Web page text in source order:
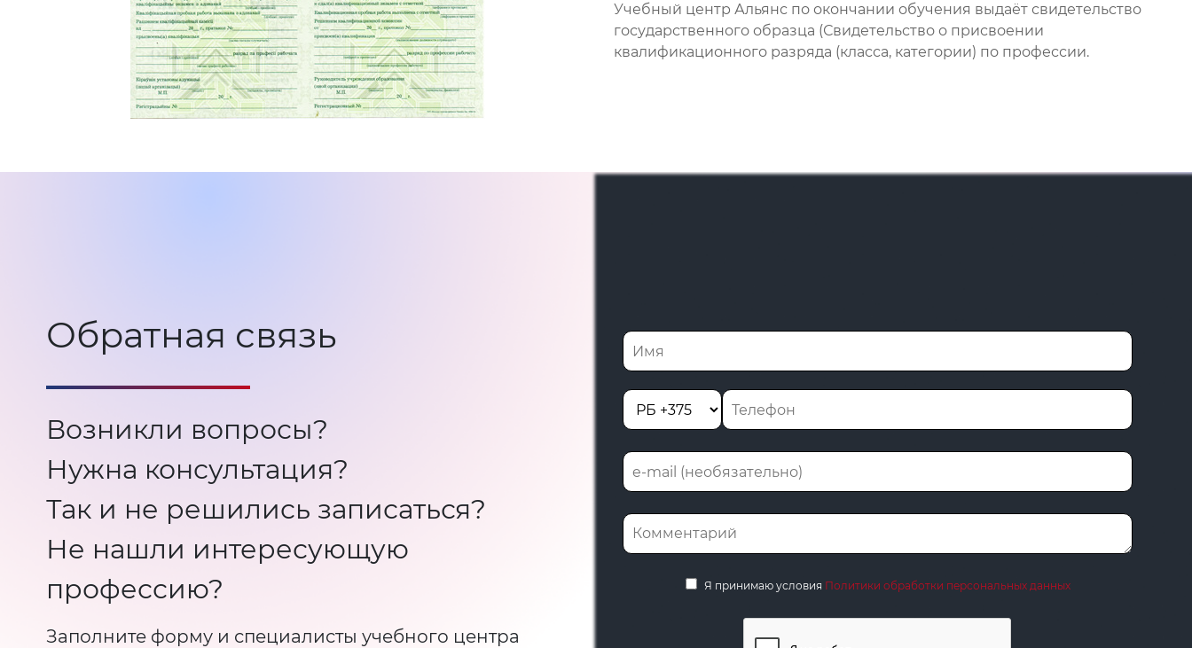
Учебный центр Альянс по окончании обучения выдаёт свидетельство
государственного образца (Свидетельство о присвоении
квалификационного разряда (класса, категории) по профессии.
Обратная связь
Возникли вопросы?
Нужна консультация?
Так и не решились записаться?
Не нашли интересующую
профессию?
Заполните форму и специалисты учебного центра
Я принимаю условия Политики обработки персональных данных